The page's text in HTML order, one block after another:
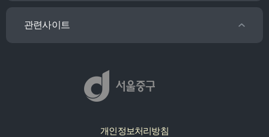
관련사이트
개인정보처리방침